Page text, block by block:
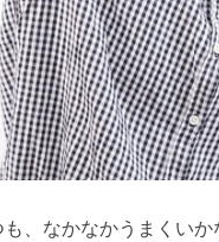
、なかなかうまくい